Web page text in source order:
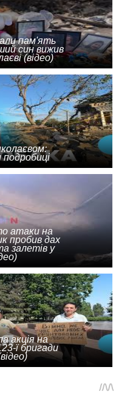
пам'ять
син вижив
(відео)
подробиці
атаки на
пробив дах
залетів у
акція на
ї бригади